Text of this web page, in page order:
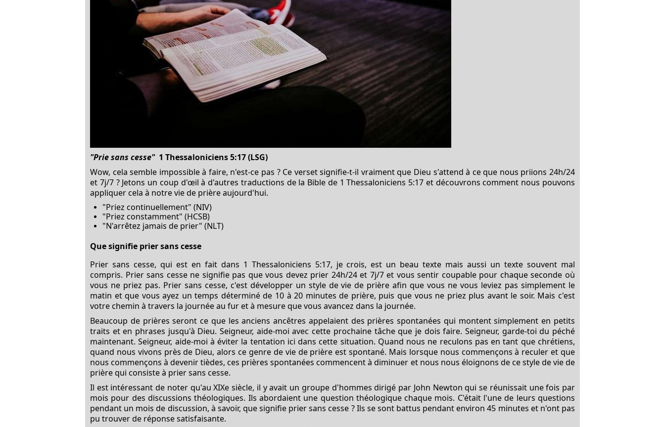
"Prie sans cesse" 1 Thessaloniciens 5:17 (LSG)
Wow, cela semble impossible à faire, n'est-ce pas ? Ce verset signifie-t-il vraiment que Dieu s'attend à ce que nous priions 24h/24
et 7j/7 ? Jetons un coup d'œil à d'autres traductions de la Bible de 1 Thessaloniciens 5:17 et découvrons comment nous pouvons
appliquer cela à notre vie de prière aujourd'hui.
"Priez continuellement" (NIV)
"Priez constamment" (HCSB)
"N'arrêtez jamais de prier" (NLT)
Que signifie prier sans cesse
Prier sans cesse, qui est en fait dans 1 Thessaloniciens 5:17, je crois, est un beau texte mais aussi un texte souvent mal
compris. Prier sans cesse ne signifie pas que vous devez prier 24h/24 et 7j/7 et vous sentir coupable pour chaque seconde où
vous ne priez pas. Prier sans cesse, c'est développer un style de vie de prière afin que vous ne vous leviez pas simplement le
matin et que vous ayez un temps déterminé de 10 à 20 minutes de prière, puis que vous ne priez plus avant le soir. Mais c'est
votre chemin à travers la journée au fur et à mesure que vous avancez dans la journée.
Beaucoup de prières seront ce que les anciens ancêtres appelaient des prières spontanées qui montent simplement en petits
traits et en phrases jusqu'à Dieu. Seigneur, aide-moi avec cette prochaine tâche que je dois faire. Seigneur, garde-toi du péché
maintenant. Seigneur, aide-moi à éviter la tentation ici dans cette situation. Quand nous ne reculons pas en tant que chrétiens,
quand nous vivons près de Dieu, alors ce genre de vie de prière est spontané. Mais lorsque nous commençons à reculer et que
nous commençons à devenir tièdes, ces prières spontanées commencent à diminuer et nous nous éloignons de ce style de vie de
prière qui consiste à prier sans cesse.
Il est intéressant de noter qu'au XIXe siècle, il y avait un groupe d'hommes dirigé par John Newton qui se réunissait une fois par
mois pour des discussions théologiques. Ils abordaient une question théologique chaque mois. C'était l'une de leurs questions
pendant un mois de discussion, à savoir, que signifie prier sans cesse ? Ils se sont battus pendant environ 45 minutes et n'ont pas
pu trouver de réponse satisfaisante.